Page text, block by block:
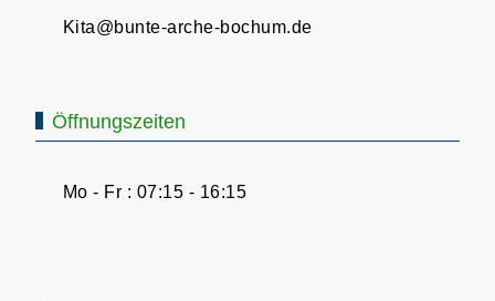
Kita@bunte-arche-bochum.de
Öffnungszeiten
Mo - Fr : 07:15 - 16:15